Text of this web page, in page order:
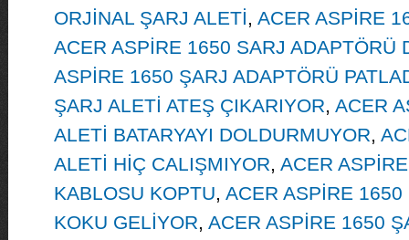
ORJİNAL ŞARJ ALETİ, ACER ASPİRE
ACER ASPİRE 1650 SARJ ADAPTÖRÜ
ASPİRE 1650 ŞARJ ADAPTÖRÜ
ŞARJ ALETİ ATEŞ ÇIKARIYOR, ACER
ALETİ BATARYAYI DOLDURMUYOR,
ALETİ HİÇ CALIŞMIYOR, ACER
KABLOSU KOPTU, ACER ASPİRE
KOKU GELİYOR, ACER ASPİRE 1650